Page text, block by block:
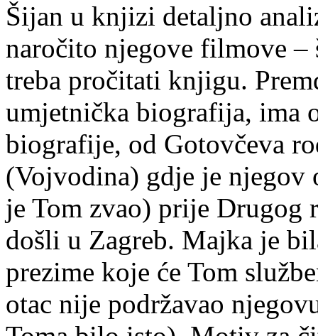
Šijan u knjizi detaljno
naročito njegove filmove –
treba pročitati knjigu.
umjetnička biografija, ima
biografije, od Gotovčeva
(Vojvodina) gdje je njegov
je Tom zvao) prije Drugog
došli u Zagreb. Majka je
prezime koje će Tom
otac nije podržavao